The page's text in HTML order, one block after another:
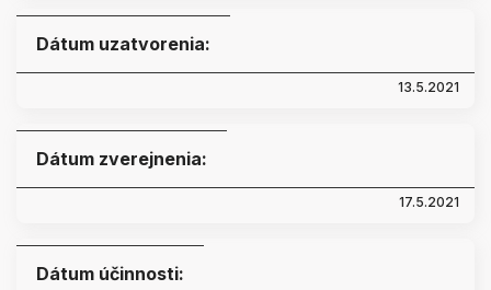
Dátum uzatvorenia:
13.5.2021
Dátum zverejnenia:
17.5.2021
Dátum účinnosti: